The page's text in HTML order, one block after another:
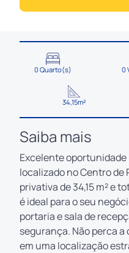
0 Quarto(s) 0
34,15m²
Saiba mais
Excelente
localizado no Centro de
privativa de 34,15 m² e
é ideal para o seu
portaria e sala de
segurança. Não perca
em uma localização